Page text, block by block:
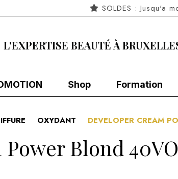
SOLDES : Jusqu'a
L'EXPERTISE BEAUTÉ À
Shop Formation
OXYDANT DEVELOPER CREAM
Blond